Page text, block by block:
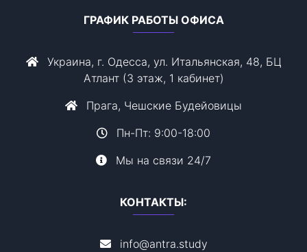
ГРАФИК РАБОТЫ ОФИСА
Украина, г. Одесса, ул. Итальянская, 48, БЦ
Атлант (3 этаж, 1 кабинет)
Прага, Чешские Будейовицы
Пн-Пт: 9:00-18:00
Мы на связи 24/7
КОНТАКТЫ:
info@antra.study